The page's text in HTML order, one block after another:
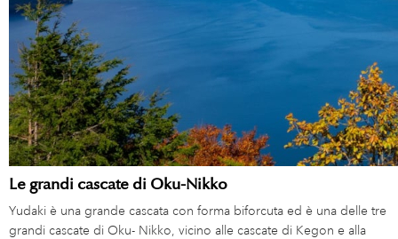
Le grandi cascate di Oku-Nikko
Yudaki è una grande cascata con forma biforcuta ed è una delle tre
grandi cascate di Oku- Nikko, vicino alle cascate di Kegon e alla